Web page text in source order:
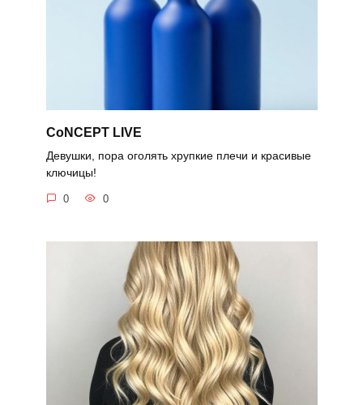
CoNCEPT LIVE
Девушки, пора оголять хрупкие плечи и красивые
ключицы!
0 0